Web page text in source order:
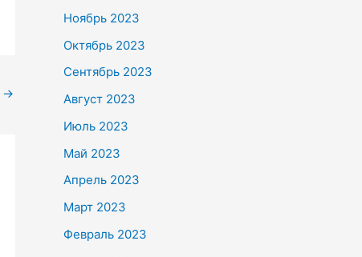
→
Ноябрь 2023
Октябрь 2023
Сентябрь 2023
Август 2023
Июль 2023
Май 2023
Апрель 2023
Март 2023
Февраль 2023